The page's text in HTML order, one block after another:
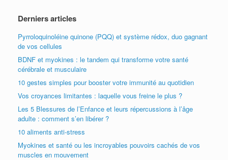
Derniers articles
Pyrroloquinoléine quinone (PQQ) et système rédox, duo gagnant
de vos cellules
BDNF et myokines : le tandem qui transforme votre santé
cérébrale et musculaire
10 gestes simples pour booster votre immunité au quotidien
Vos croyances limitantes : laquelle vous freine le plus ?
Les 5 Blessures de l’Enfance et leurs répercussions à l’âge
adulte : comment s’en libérer ?
10 aliments anti-stress
Myokines et santé ou les incroyables pouvoirs cachés de vos
muscles en mouvement